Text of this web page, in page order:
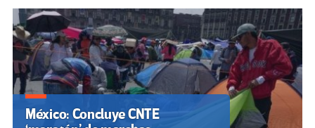
México: Concluye CNTE